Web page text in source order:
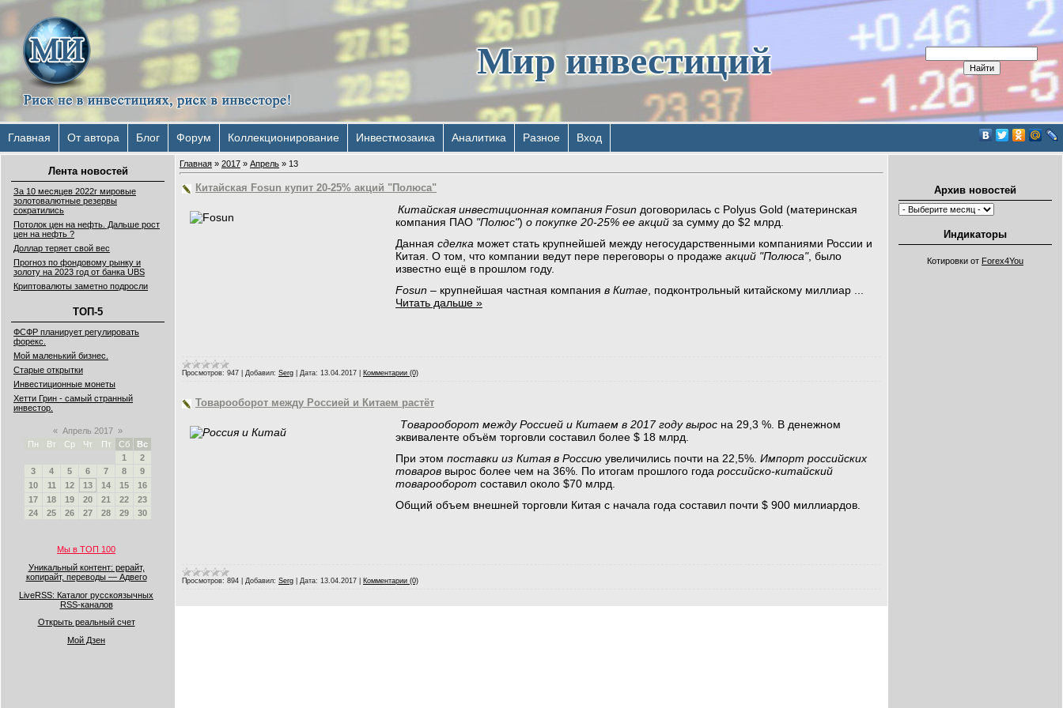
Мир инвестиций
Главная От автора Блог Форум Коллекционирование Инвестмозаика Аналитика Разное Вход
Лента новостей
За 10 месяцев 2022г мировые
золотовалютные резервы
сократились
Потолок цен на нефть. Дальше рост
цен на нефть ?
Доллар теряет свой вес
Прогноз по фондовому рынку и
золоту на 2023 год от банка UBS
Криптовалюты заметно подросли
ТОП-5
ФСФР планирует регулировать
форекс.
Мой маленький бизнес.
Старые открытки
Инвестиционные монеты
Хетти Грин - самый странный
инвестор.
« Апрель 2017 »
Пн
Вт Ср Чт Пт Сб
Вс
1
2
3
4 5 6 7 8
9
10
11 12 13 14 15
16
17
18 19 20 21 22
23
24
25 26 27 28 29 30
Мы в ТОП 100
Уникальный контент: рерайт,
копирайт, переводы — Адвего
LiveRSS: Каталог русскоязычных
RSS-каналов
Открыть реальный счет
Мой Дзен
Главная » 2017 » Апрель » 13
Китайская Fosun купит 20-25% акций "Полюса"
Китайская инвестиционная компания Fоsun договорилась с Polyus Gold (материнская
компания ПАО "Полюс") о покупке 20-25% ее акций за сумму до $2 млрд.
Данная сделка может стать крупнейшей между негосударственными компаниями России и
Китая. О том, что компании ведут пере переговоры о продаже акций "Полюса", было
известно ещё в прошлом году.
Fosun – крупнейшая частная компания в Китае , подконтрольный китайскому миллиар
Читать дальше »
Просмотров: 947 Добавил: Serg Дата: 13.04.2017 Комментарии (0)
Товарооборот между Россией и Китаем растёт
Товарооборот между Россией и Китаем в 2017 году вырос на 29,3 %. В денежном
эквиваленте объём торговли составил более $ 18 млрд.
При этом поставки из Китая в Россию увеличились почти на 22,5%. Импорт российских
товаров вырос более чем на 36%. По итогам прошлого года российско-китайский
товарооборот составил около $70 млрд.
Общий объем внешней торговли Китая с начала года составил почти $ 900 миллиардов.
Просмотров: 894 Добавил: Serg Дата: 13.04.2017 Комментарии (0)
Архив новостей
Индикаторы
Котировки от Forex4You